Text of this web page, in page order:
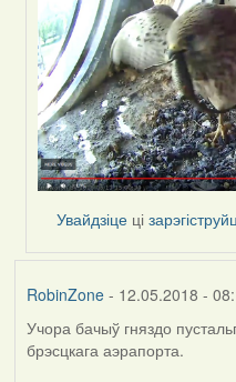
by
Feather
Увайдзіце ці
RobinZone- 12.05.2018 -
Учора бачыў гняздо
брэсцкага аэрапорта.